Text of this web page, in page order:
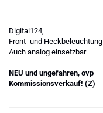
Digital124,
Front- und Heckbeleuchtung
Auch analog einsetzbar
NEU und ungefahren, ovp
Kommissionsverkauf! (Z)